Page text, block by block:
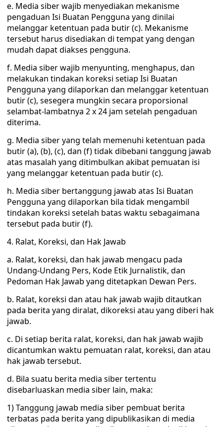
e. Media siber wajib menyediakan mekanisme
pengaduan Isi Buatan Pengguna yang dinilai
melanggar ketentuan pada butir (c). Mekanisme
tersebut harus disediakan di tempat yang dengan
mudah dapat diakses pengguna.
f. Media siber wajib menyunting, menghapus, dan
melakukan tindakan koreksi setiap Isi Buatan
Pengguna yang dilaporkan dan melanggar ketentuan
butir (c), sesegera mungkin secara proporsional
selambat-lambatnya 2 x 24 jam setelah pengaduan
diterima.
g. Media siber yang telah memenuhi ketentuan pada
butir (a), (b), (c), dan (f) tidak dibebani tanggung jawab
atas masalah yang ditimbulkan akibat pemuatan isi
yang melanggar ketentuan pada butir (c).
h. Media siber bertanggung jawab atas Isi Buatan
Pengguna yang dilaporkan bila tidak mengambil
tindakan koreksi setelah batas waktu sebagaimana
tersebut pada butir (f).
4. Ralat, Koreksi, dan Hak Jawab
a. Ralat, koreksi, dan hak jawab mengacu pada
Undang-Undang Pers, Kode Etik Jurnalistik, dan
Pedoman Hak Jawab yang ditetapkan Dewan Pers.
b. Ralat, koreksi dan atau hak jawab wajib ditautkan
pada berita yang diralat, dikoreksi atau yang diberi hak
jawab.
c. Di setiap berita ralat, koreksi, dan hak jawab wajib
dicantumkan waktu pemuatan ralat, koreksi, dan atau
hak jawab tersebut.
d. Bila suatu berita media siber tertentu
disebarluaskan media siber lain, maka:
1) Tanggung jawab media siber pembuat berita
terbatas pada berita yang dipublikasikan di media